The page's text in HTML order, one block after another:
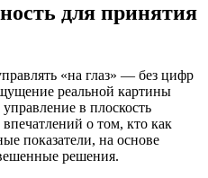
для принятия
«на глаз» — без цифр
реальной картины
в плоскость
о том, кто как
показатели, на основе
решения.